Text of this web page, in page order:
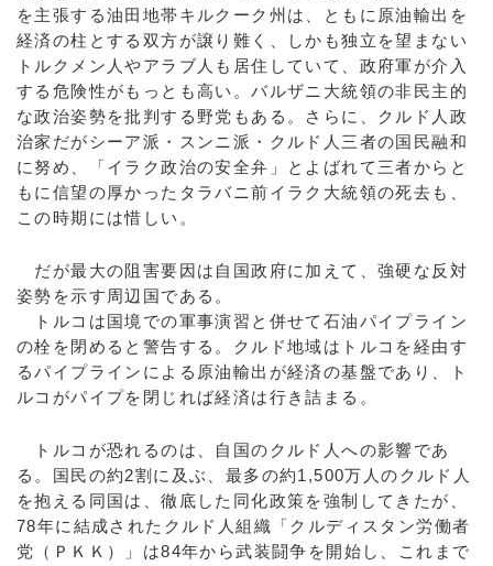
を主張する油田地帯キルクーク州は、ともに原油輸出を
経済の柱とする双方が譲り難く、しかも独立を望まない
トルクメン人やアラブ人も居住していて、政府軍が介入
する危険性がもっとも高い。バルザニ大統領の非民主的
な政治姿勢を批判する野党もある。さらに、クルド人政
治家だがシーア派・スンニ派・クルド人三者の国民融和
に努め、「イラク政治の安全弁」とよばれて三者からと
もに信望の厚かったタラバニ前イラク大統領の死去も、
この時期には惜しい。
だが最大の阻害要因は自国政府に加えて、強硬な反対
姿勢を示す周辺国である。
トルコは国境での軍事演習と併せて石油パイプライン
の栓を閉めると警告する。クルド地域はトルコを経由す
るパイプラインによる原油輸出が経済の基盤であり、ト
ルコがパイプを閉じれば経済は行き詰まる。
トルコが恐れるのは、自国のクルド人への影響であ
る。国民の約2割に及ぶ、最多の約1,500万人のクルド人
を抱える同国は、徹底した同化政策を強制してきたが、
78年に結成されたクルド人組織「クルディスタン労働者
党（ＰＫＫ）」は84年から武装闘争を開始し、これまで